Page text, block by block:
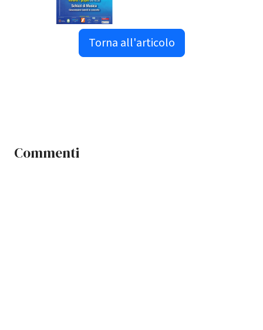
Torna all'articolo
Commenti